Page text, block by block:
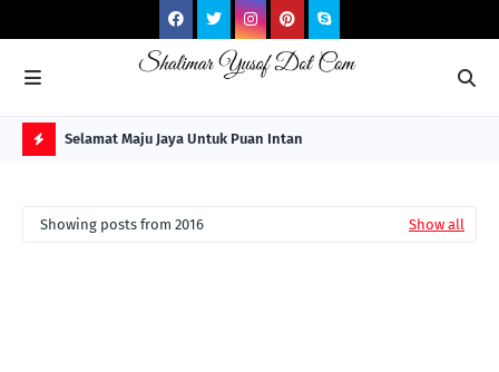
ITS Selamat Maju Jaya Untuk Puan Intan
Showing posts from 2016 Show all